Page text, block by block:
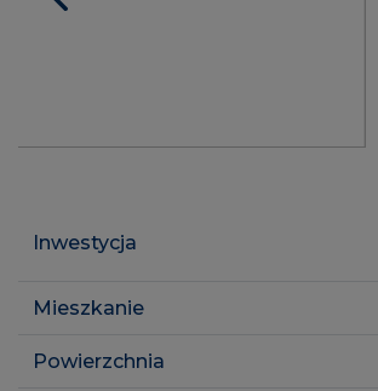
Inwestycja
Mieszkanie
Powierzchnia